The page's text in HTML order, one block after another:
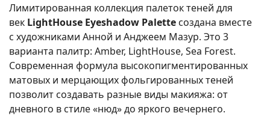
Лимитированная коллекция палеток теней для
век LightHouse Eyeshadow Palette создана вместе
с художниками Анной и Анджеем Мазур. Это 3
варианта палитр: Amber, LightHouse, Sea Forest.
Современная формула высокопигментированных
матовых и мерцающих фольгированных теней
позволит создавать разные виды макияжа: от
дневного в стиле «нюд» до яркого вечернего.